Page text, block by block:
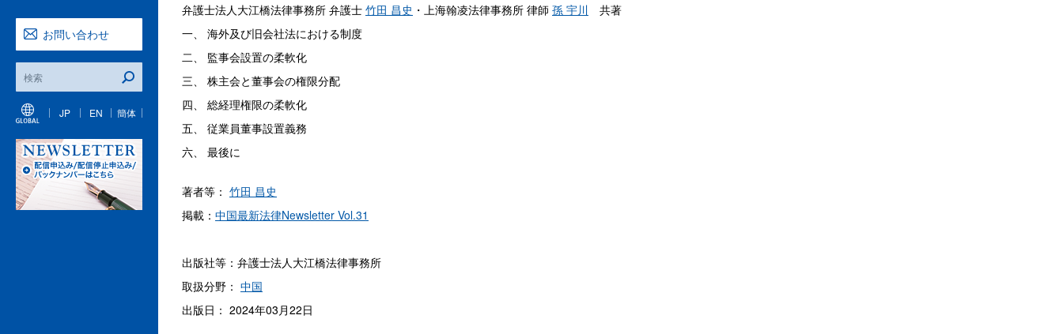
お問い合わせ
JP EN 簡体
弁護士法人大江橋法律事務所 弁護士 竹田 昌史 ・上海翰凌法律事務所 律師 孫 宇川 共著
一、 海外及び旧会社法における制度
二、 監事会設置の柔軟化
三、 株主会と董事会の権限分配
四、 総経理権限の柔軟化
五、 従業員董事設置義務
六、 最後に
著者等： 竹田 昌史
掲載： 中国最新法律Newsletter Vol.31
出版社等：弁護士法人大江橋法律事務所
取扱分野： 中国
出版日： 2024年03月22日